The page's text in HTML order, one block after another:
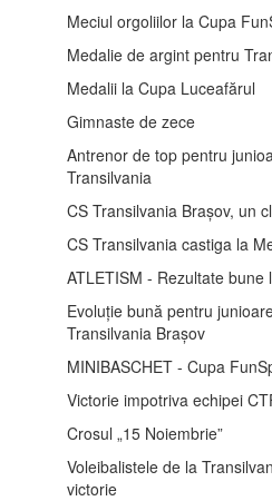
Meciul orgoliilor la Cupa
Medalie de argint pentru
Medalii la Cupa Luceafărul
Gimnaste de zece
Antrenor de top pentru
Transilvania
CS Transilvania Brașov, un
CS Transilvania castiga la
ATLETISM - Rezultate bune
Evoluție bună pentru
Transilvania Brașov
MINIBASCHET - Cupa
Victorie impotriva echipei
Crosul „15 Noiembrie”
Voleibalistele de la
victorie